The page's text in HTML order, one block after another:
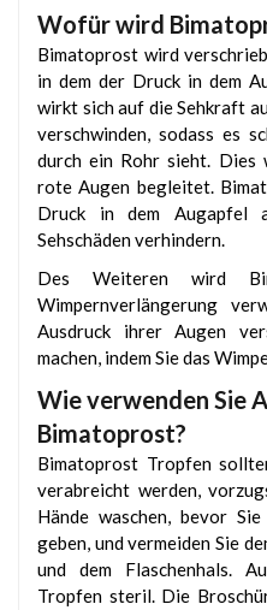
Wofür wird
Bimatoprost wird
in dem der Druck in dem
wirkt sich auf die Sehkraft
verschwinden, sodass es
durch ein Rohr sieht. Dies
rote Augen begleitet.
Druck in dem Augapfel
Sehschäden verhindern.
Des Weiteren wird
Wimpernverlängerung
Ausdruck ihrer Augen
machen, indem Sie das
Wie verwenden Sie
Bimatoprost?
Bimatoprost Tropfen
verabreicht werden,
Hände waschen, bevor
geben, und vermeiden Sie
und dem Flaschenhals.
Tropfen steril. Die